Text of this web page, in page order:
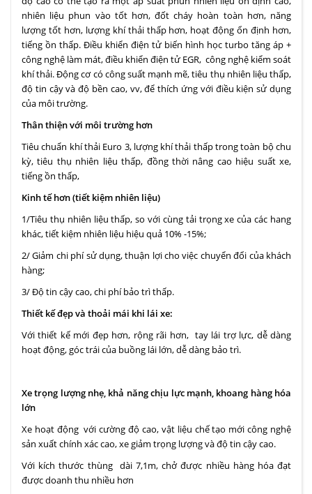
nhiên liệu phun vào tốt hơn, đốt cháy hoàn toàn hơn, năng
lượng tốt hơn, lượng khí thải thấp hơn, hoạt động ổn định hơn,
tiếng ồn thấp. Điều khiển điện tử biến hình học turbo tăng áp +
công nghệ làm mát, điều khiển điện tử EGR, công nghệ kiểm soát
khí thải. Động cơ có công suất mạnh mẽ, tiêu thụ nhiên liệu thấp,
độ tin cậy và độ bền cao, vv, để thích ứng với điều kiện sử dụng
của môi trường.
Thân thiện với môi trường hơn
Tiêu chuẩn khí thải Euro 3, lượng khí thải thấp trong toàn bộ chu
kỳ, tiêu thụ nhiên liệu thấp, đồng thời nâng cao hiệu suất xe,
tiếng ồn thấp,
Kinh tế hơn (tiết kiệm nhiên liệu)
1/Tiêu thụ nhiên liệu thấp, so với cùng tải trọng xe của các hang
khác, tiết kiệm nhiên liệu hiệu quả 10% -15%;
2/ Giảm chi phí sử dụng, thuận lợi cho việc chuyển đổi của khách
hàng;
3/ Độ tin cậy cao, chi phí bảo trì thấp.
Thiết kế đẹp và thoải mái khi lái xe:
Với thiết kế mới đẹp hơn, rộng rãi hơn, tay lái trợ lực, dễ dàng
hoạt động, góc trái của buồng lái lớn, dễ dàng bảo trì.
Xe trọng lượng nhẹ, khả năng chịu lực mạnh, khoang hàng hóa
lớn
Xe hoạt động với cường độ cao, vật liệu chế tạo mới công nghệ
sản xuất chính xác cao, xe giảm trọng lượng và độ tin cậy cao.
Với kích thước thùng dài 7,1m, chở được nhiều hàng hóa đạt
được doanh thu nhiều hơn